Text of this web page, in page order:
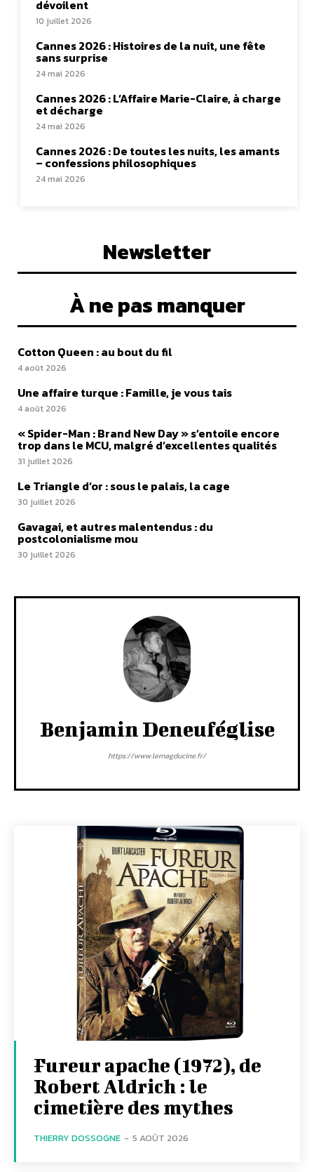
dévoilent
10 juillet 2026
Cannes 2026 : Histoires de la nuit, une fête
sans surprise
24 mai 2026
Cannes 2026 : L’Affaire Marie-Claire, à charge
et décharge
24 mai 2026
Cannes 2026 : De toutes les nuits, les amants
– confessions philosophiques
24 mai 2026
Newsletter
À ne pas manquer
Cotton Queen : au bout du fil
4 août 2026
Une affaire turque : Famille, je vous tais
4 août 2026
« Spider-Man : Brand New Day » s’entoile encore
trop dans le MCU, malgré d’excellentes qualités
31 juillet 2026
Le Triangle d’or : sous le palais, la cage
30 juillet 2026
Gavagai, et autres malentendus : du
postcolonialisme mou
30 juillet 2026
Benjamin Deneuféglise
https://www.lemagducine.fr/
Fureur apache (1972), de
Robert Aldrich : le
cimetière des mythes
THIERRY DOSSOGNE - 5 AOÛT 2026